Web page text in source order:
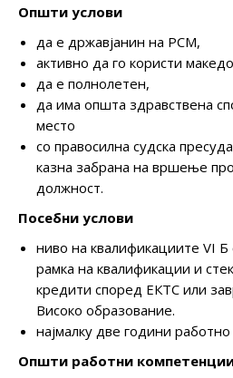
Општи услови
да е државјанин на РСМ,
активно да го користи
да е полнолетен,
да има општа здравствена
место
со правосилна судска
казна забрана на вршење
должност.
Посебни услови
ниво на квалификациите VI
рамка на квалификации и
кредити според ЕКТС или
Високо образование.
најмалку две години работно
Општи работни